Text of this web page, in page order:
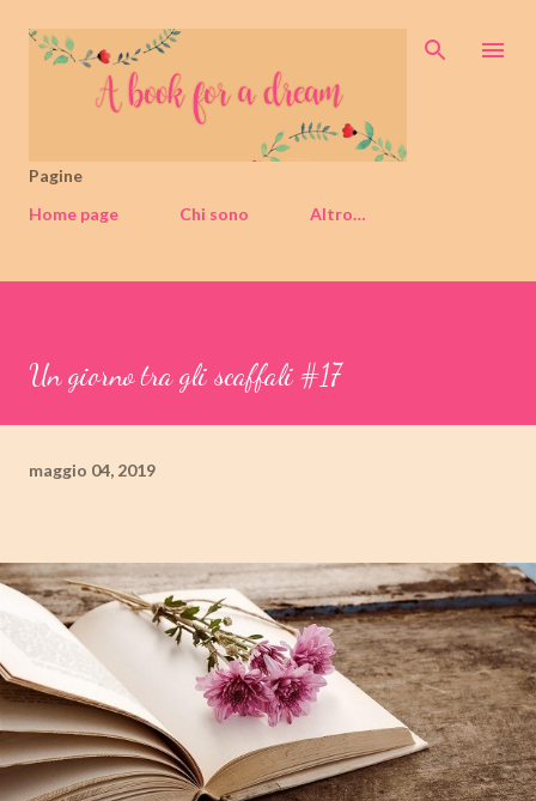
Passa ai contenuti principali
Pagine
Home page
Chi sono Altro…
Un giorno tra gli scaffali #17
maggio 04, 2019